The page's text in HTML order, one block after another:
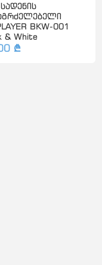
BKW-001
& White
₾